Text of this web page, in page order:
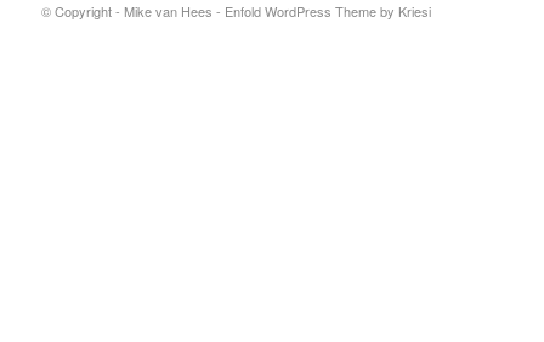
© Copyright - Mike van Hees - Enfold WordPress Theme by Kriesi